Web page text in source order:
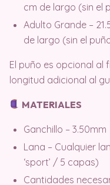
cm de largo (sin el
Adulto Grande –
de largo (sin el
El puño es opcional
longitud adicional al
MATERIALES
Ganchillo – 3.50mm
Lana – Cualquier
‘sport’ / 5 capas)
Cantidades